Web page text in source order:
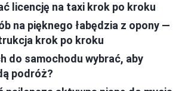
licencję na taxi krok po kroku
na pięknego łabędzia z opony —
krok po kroku
do samochodu wybrać, aby
podróż?